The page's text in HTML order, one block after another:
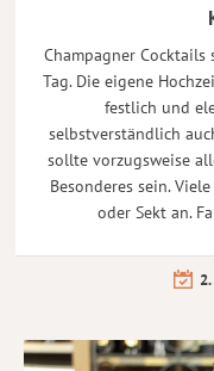
Champagner
Tag. Die eigene
festlich und
selbstverständlich
sollte vorzugsweise
Besonderes sein.
oder Sekt an.